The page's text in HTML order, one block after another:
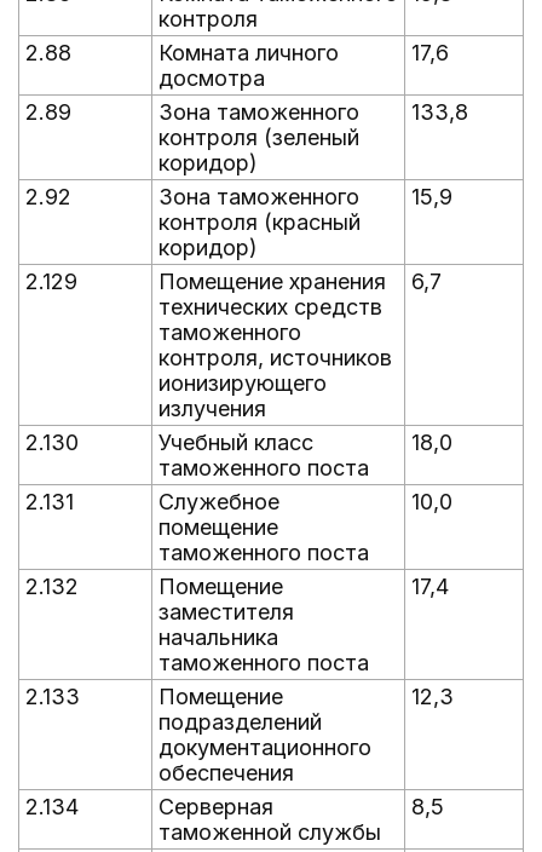
контроля
2.88
Комната личного
досмотра
17,6
2.89
Зона таможенного
контроля (зеленый
коридор)
133,8
2.92
Зона таможенного
контроля (красный
коридор)
15,9
2.129
Помещение хранения
технических средств
таможенного
контроля, источников
ионизирующего
излучения
6,7
2.130
Учебный класс
таможенного поста
18,0
2.131
Служебное
помещение
таможенного поста
10,0
2.132
Помещение
заместителя
начальника
таможенного поста
17,4
2.133
Помещение
подразделений
документационного
обеспечения
12,3
2.134
Серверная
таможенной службы
8,5